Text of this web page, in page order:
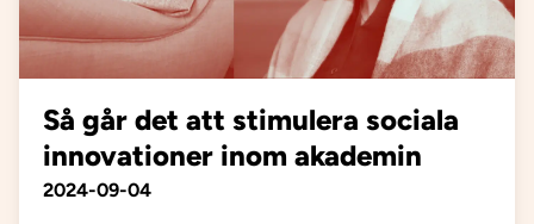
Så går det att stimulera sociala
innovationer inom akademin
Publiceringsdatum
2024-09-04